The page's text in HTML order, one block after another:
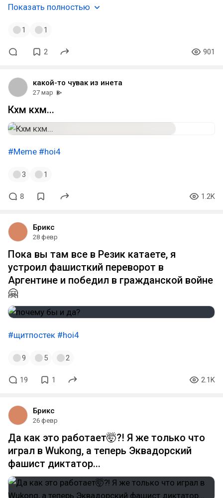
Показать полностью
1 1
2 901
какой-то чувак из инета
27 мар
Кхм кхм...
#Meme #hoi4
3 1
8 1.2K
Брикс
28 февр
Пока вы там все в Резик катаете, я
устроил фашисткий переворот в
Аргентине и победил в гражданской войне
🤗
#щитпостек #hoi4
9 5 2
19 1 2.1K
Брикс
26 февр
Да как это работает🤯?! Я же только что
играл в Wukong, а теперь Эквадорский
фашист диктатор...